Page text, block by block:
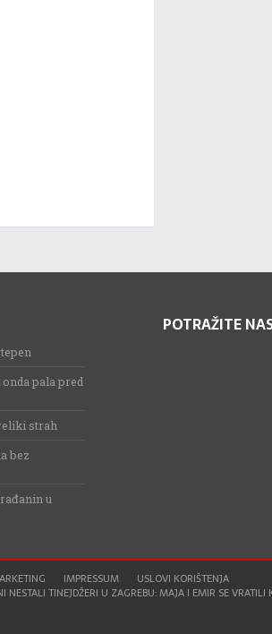
pala pred
strah
bez
u
POTRAŽITE
IMPRESSUM
USLOVI KORIŠTENJA
NESTALI TINEJDŽERI U ZAGREBU: MAJA I EMIR SE VRATILI